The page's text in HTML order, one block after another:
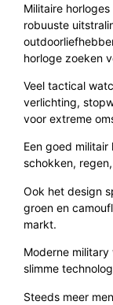
Militaire
robuuste
horloge zoeken
Veel tactical
verlichting,
voor extreme
Een goed
schokken,
Ook het design
groen en
markt.
Moderne
slimme
Steeds meer